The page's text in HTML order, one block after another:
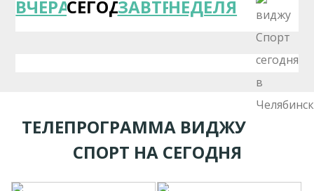
ВЧЕРАСЕГОДНЯЗАВТРАНЕДЕЛЯ
ТЕЛЕПРОГРАММА ВИДЖУ
СПОРТ НА СЕГОДНЯ